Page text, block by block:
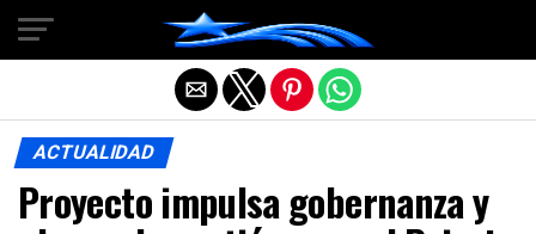
ACTUALIDAD
Proyecto impulsa gobernanza y
Salir de la versión móvil